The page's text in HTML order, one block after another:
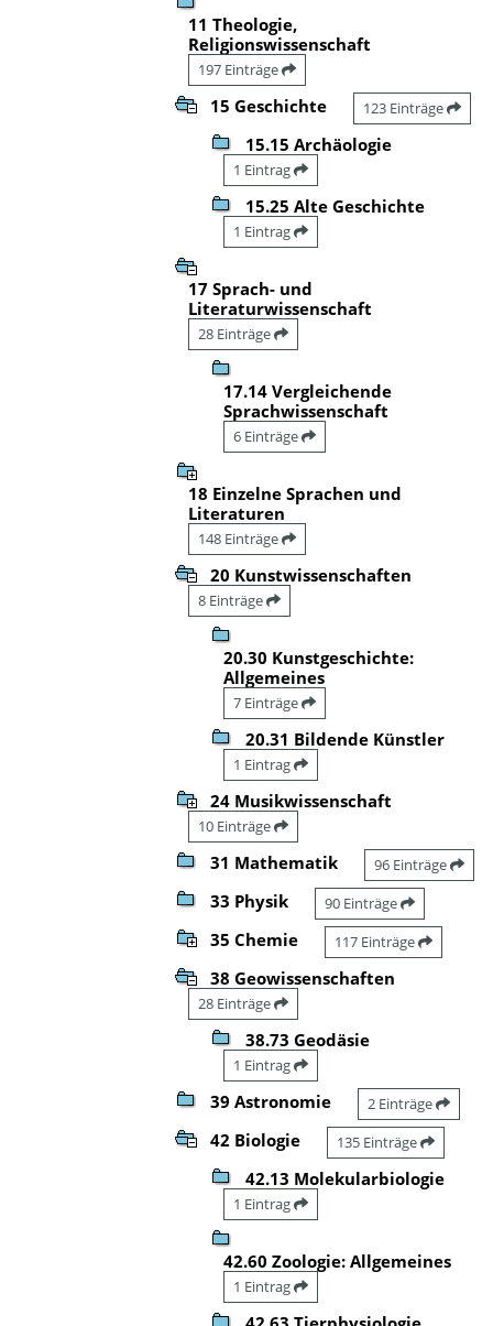
11 Theologie,
Religionswissenschaft
197 Einträge
15 Geschichte 123 Einträge
15.15 Archäologie
1 Eintrag
15.25 Alte Geschichte
1 Eintrag
17 Sprach- und
Literaturwissenschaft
28 Einträge
17.14 Vergleichende
Sprachwissenschaft
6 Einträge
18 Einzelne Sprachen und
Literaturen
148 Einträge
20 Kunstwissenschaften
8 Einträge
20.30 Kunstgeschichte:
Allgemeines
7 Einträge
20.31 Bildende Künstler
1 Eintrag
24 Musikwissenschaft
10 Einträge
31 Mathematik 96 Einträge
33 Physik 90 Einträge
35 Chemie 117 Einträge
38 Geowissenschaften
28 Einträge
38.73 Geodäsie
1 Eintrag
39 Astronomie 2 Einträge
42 Biologie 135 Einträge
42.13 Molekularbiologie
1 Eintrag
42.60 Zoologie: Allgemeines
1 Eintrag